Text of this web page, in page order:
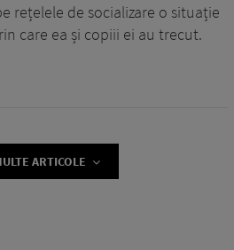
rețelele de socializare o situație
care ea și copiii ei au trecut.
ARTICOLE